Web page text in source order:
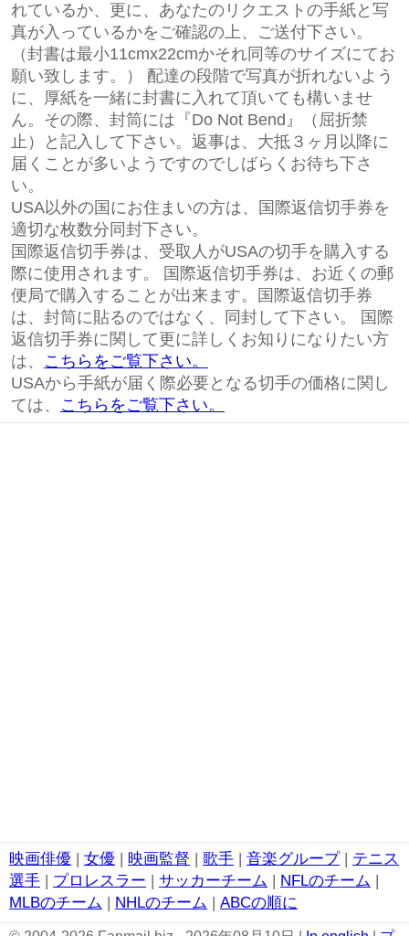
れているか、更に、あなたのリクエストの手紙と写
真が入っているかをご確認の上、ご送付下さい。
（封書は最小11cmx22cmかそれ同等のサイズにてお
願い致します。） 配達の段階で写真が折れないよう
に、厚紙を一緒に封書に入れて頂いても構いませ
ん。その際、封筒には『Do Not Bend』（屈折禁
止）と記入して下さい。返事は、大抵３ヶ月以降に
届くことが多いようですのでしばらくお待ち下さ
い。
USA以外の国にお住まいの方は、国際返信切手券を
適切な枚数分同封下さい。
国際返信切手券は、受取人がUSAの切手を購入する
際に使用されます。 国際返信切手券は、お近くの郵
便局で購入することが出来ます。国際返信切手券
は、封筒に貼るのではなく、同封して下さい。 国際
返信切手券に関して更に詳しくお知りになりたい方
は、 こちらをご覧下さい。
USAから手紙が届く際必要となる切手の価格に関し
ては、 こちらをご覧下さい。
映画俳優 | 女優 | 映画監督 | 歌手 | 音楽グループ| テニス
選手 | プロレスラー | サッカーチーム | NFLのチーム |
MLBのチーム | NHLのチーム | ABCの順に